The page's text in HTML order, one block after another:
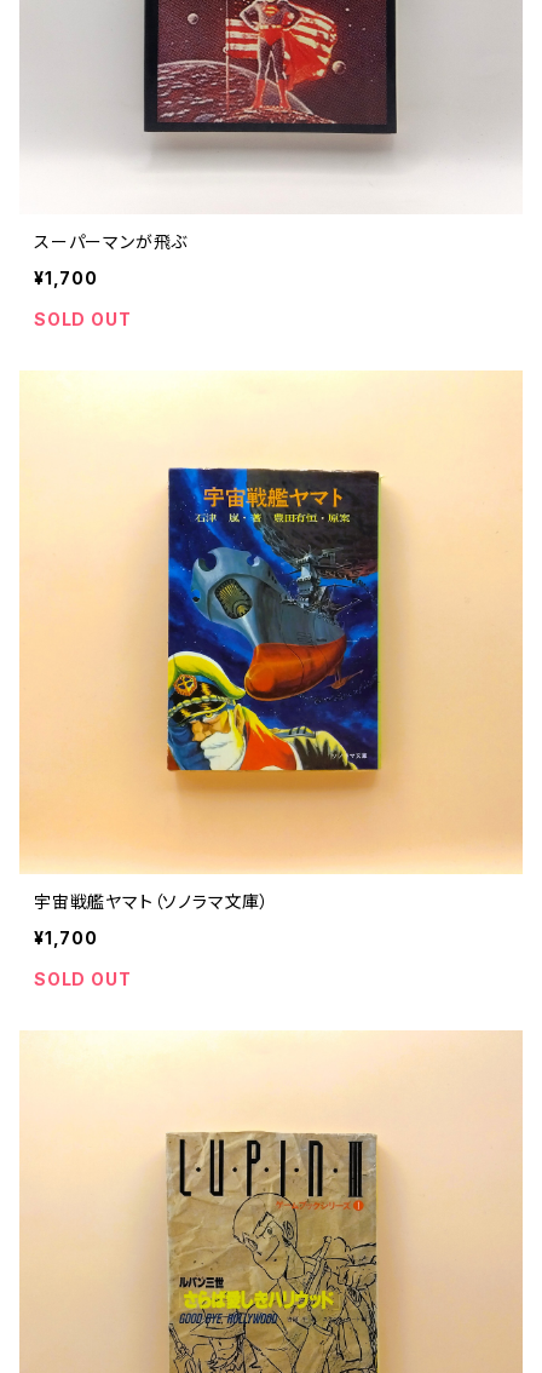
スーパーマンが飛ぶ
¥1,700
SOLD OUT
宇宙戦艦ヤマト（ソノラマ文庫）
¥1,700
SOLD OUT